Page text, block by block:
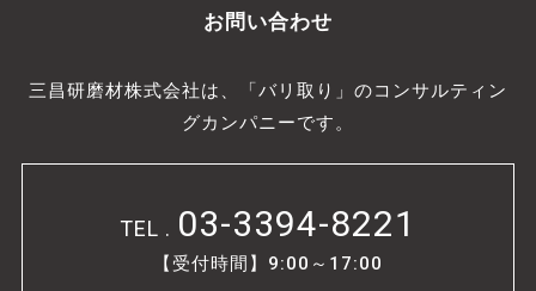
お問い合わせ
三昌研磨材株式会社は、「バリ取り」のコンサルティン
グカンパニーです。
TEL . 03-3394-8221
【受付時間】9:00～17:00